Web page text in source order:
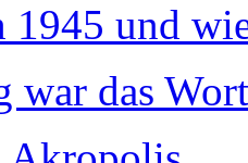
1945 und
war das Wort